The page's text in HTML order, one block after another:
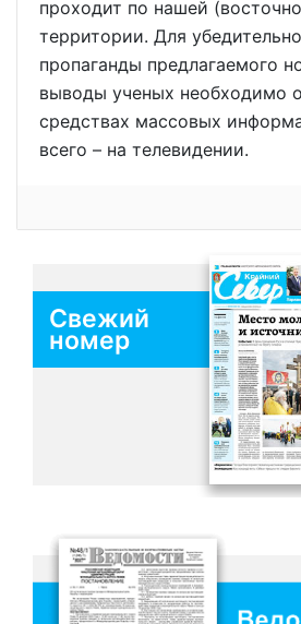
проходит по нашей
территории. Для
пропаганды предлагаемого
выводы ученых необходимо
средствах массовых
всего – на телевидении.
Свежий
номер